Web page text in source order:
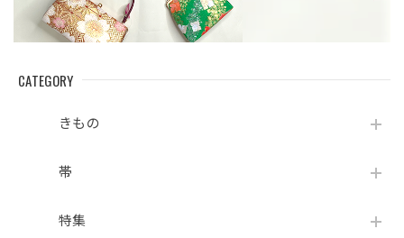
CATEGORY
きもの
帯
特集